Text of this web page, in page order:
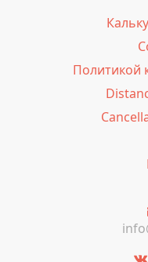
Политикой